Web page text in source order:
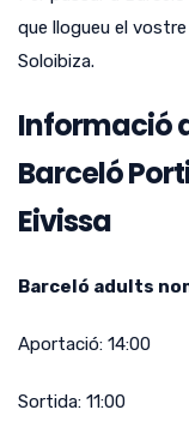
que llogueu el
Soloibiza.
Informació
Barceló
Eivissa
Barceló adults
Aportació: 14:00
Sortida: 11:00